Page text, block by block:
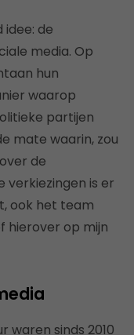
idee: de
media. Op
hun
waarop
partijen
mate waarin, zou
de
verkiezingen is er
ook het team
hierover op mijn
waren sinds 2010